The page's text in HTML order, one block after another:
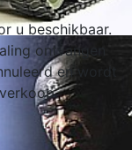
u beschikbaar.
ontvangen
en wordt